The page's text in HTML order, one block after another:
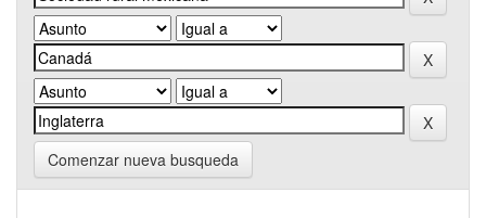
Comenzar nueva busqueda